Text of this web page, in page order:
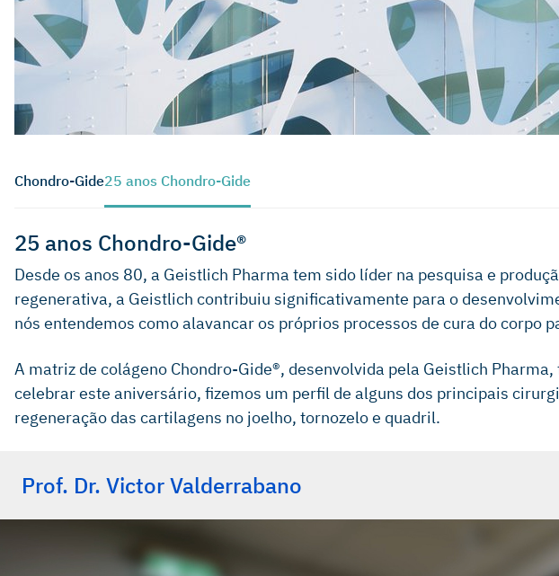
Chondro-Gide25 anos Chondro-Gide
25 anos Chondro-Gide®
Desde os anos 80, a Geistlich Pharma tem sido líder na pesquisa e
regenerativa, a Geistlich contribuiu significativamente para o
nós entendemos como alavancar os próprios processos de cura do corpo
A matriz de colágeno Chondro-Gide®, desenvolvida pela Geistlich
celebrar este aniversário, fizemos um perfil de alguns dos principais
regeneração das cartilagens no joelho, tornozelo e quadril.
Prof. Dr. Victor Valderrabano